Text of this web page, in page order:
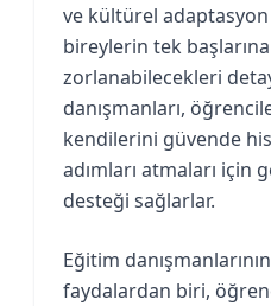
ve kültürel
bireylerin tek
zorlanabilecekleri
danışmanları,
kendilerini güvende
adımları atmaları için
desteği sağlarlar.
Eğitim
faydalardan biri,